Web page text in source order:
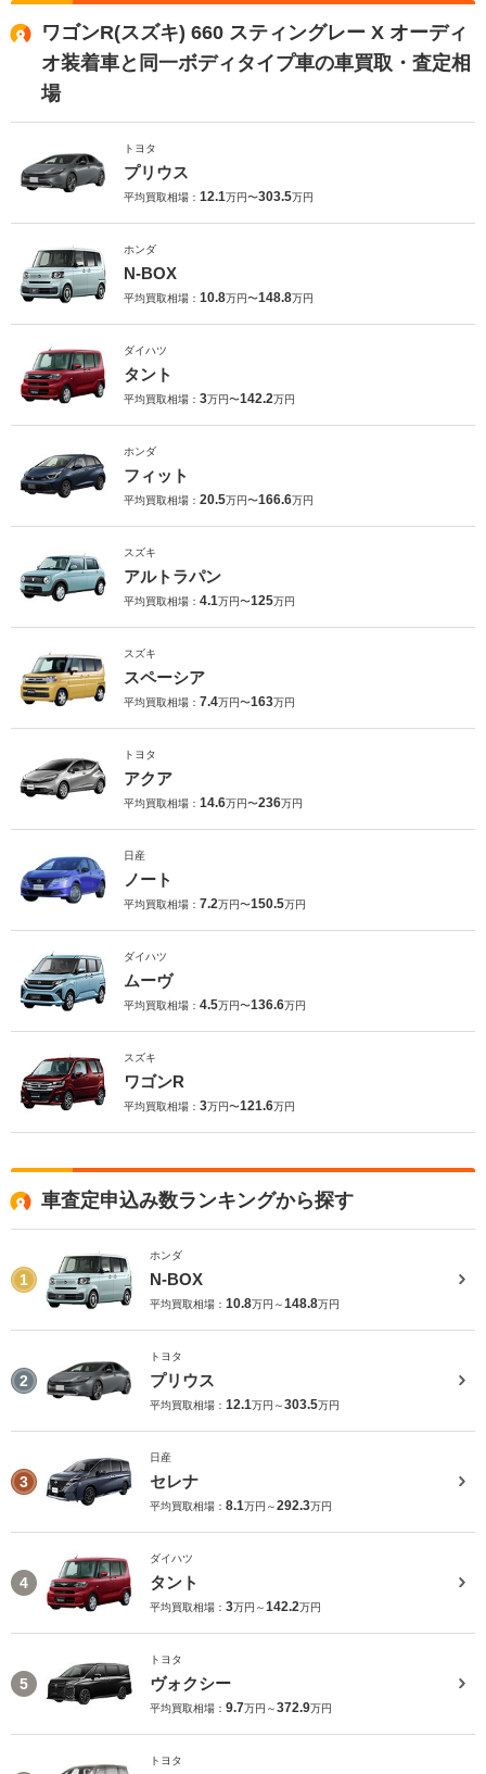
ワゴンR(スズキ) 660 スティングレー X オーディ
オ装着車と同一ボディタイプ車の車買取・査定相
場
トヨタ
プリウス
平均買取相場： 12.1万円〜303.5万円
ホンダ
N-BOX
平均買取相場： 10.8万円〜148.8万円
ダイハツ
タント
平均買取相場： 3万円〜142.2万円
ホンダ
フィット
平均買取相場： 20.5万円〜166.6万円
スズキ
アルトラパン
平均買取相場： 4.1万円〜125万円
スズキ
スペーシア
平均買取相場： 7.4万円〜163万円
トヨタ
アクア
平均買取相場： 14.6万円〜236万円
日産
ノート
平均買取相場： 7.2万円〜150.5万円
ダイハツ
ムーヴ
平均買取相場： 4.5万円〜136.6万円
スズキ
ワゴンR
平均買取相場： 3万円〜121.6万円
車査定申込み数ランキングから探す
1
ホンダ
N-BOX
平均買取相場： 10.8万円～148.8万円
2
トヨタ
プリウス
平均買取相場： 12.1万円～303.5万円
3
日産
セレナ
平均買取相場： 8.1万円～292.3万円
4
ダイハツ
タント
平均買取相場： 3万円～142.2万円
5
トヨタ
ヴォクシー
平均買取相場： 9.7万円～372.9万円
トヨタ